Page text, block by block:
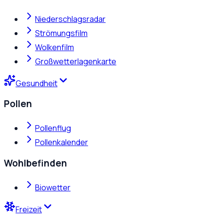
Niederschlagsradar
Strömungsfilm
Wolkenfilm
Großwetterlagenkarte
Gesundheit
Pollen
Pollenflug
Pollenkalender
Wohlbefinden
Biowetter
Freizeit